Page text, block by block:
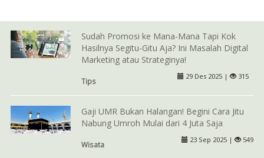
Sudah Promosi ke Mana-Mana Tapi Kok
Hasilnya Segitu-Gitu Aja? Ini Masalah Digital
Marketing atau Strateginya!
Tips
29 Des 2025 | 315
Gaji UMR Bukan Halangan! Begini Cara Jitu
Nabung Umroh Mulai dari 4 Juta Saja
Wisata
23 Sep 2025 | 549